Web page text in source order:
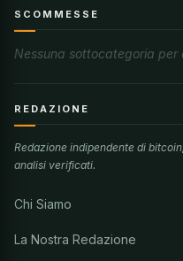
SCOMMESSE
Nessuna sottocategoria per
REDAZIONE
Redazione indipendente di
analisi verificati.
Chi Siamo
La Nostra Redazione